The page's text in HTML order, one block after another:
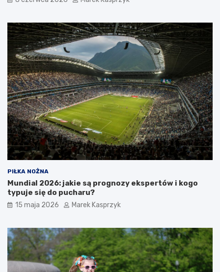
PIŁKA NOŻNA
Mundial 2026: jakie są prognozy ekspertów i kogo
typuje się do pucharu?
15 maja 2026 Marek Kasprzyk